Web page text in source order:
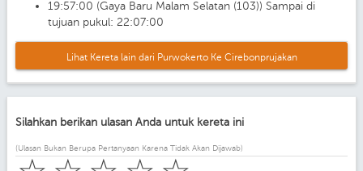
19:57:00 (Gaya Baru Malam Selatan (103)) Sampai di
tujuan pukul: 22:07:00
Lihat Kereta lain dari Purwokerto Ke Cirebonprujakan
Silahkan berikan ulasan Anda untuk kereta ini
(Ulasan Bukan Berupa Pertanyaan Karena Tidak Akan Dijawab)